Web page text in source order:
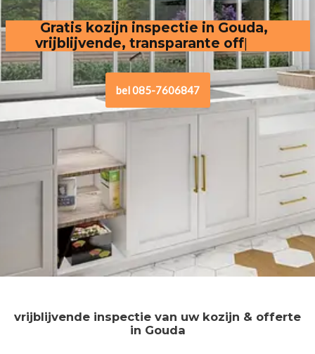
Gratis kozijn inspectie in Gouda,
vrijblijvende, transparante offerte
bel 085-7606847
vrijblijvende inspectie van uw kozijn & offerte
in Gouda